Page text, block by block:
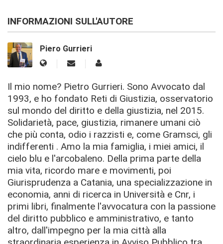
INFORMAZIONI SULL'AUTORE
Piero Gurrieri
Il mio nome? Pietro Gurrieri. Sono Avvocato dal
1993, e ho fondato Reti di Giustizia, osservatorio
sul mondo del diritto e della giustizia, nel 2015.
Solidarietà, pace, giustizia, rimanere umani ciò
che più conta, odio i razzisti e, come Gramsci, gli
indifferenti . Amo la mia famiglia, i miei amici, il
cielo blu e l'arcobaleno. Della prima parte della
mia vita, ricordo mare e movimenti, poi
Giurisprudenza a Catania, una specializzazione in
economia, anni di ricerca in Università e Cnr, i
primi libri, finalmente l'avvocatura con la passione
del diritto pubblico e amministrativo, e tanto
altro, dall'impegno per la mia città alla